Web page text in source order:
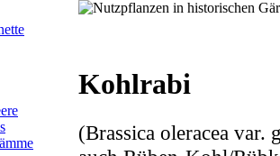
Kohlrabi
(Brassica oleracea var.